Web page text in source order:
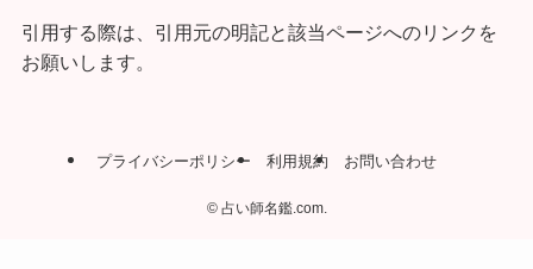
引用する際は、引用元の明記と該当ページへのリンクを
お願いします。
プライバシーポリシー 利用規約 お問い合わせ
©占い師名鑑.com.